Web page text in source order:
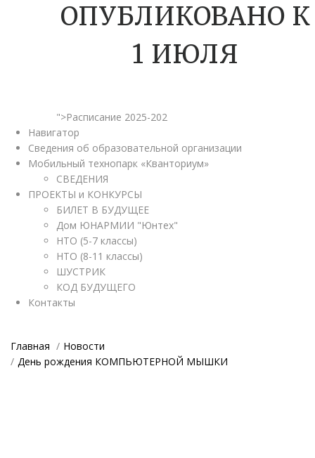
ОПУБЛИКОВАНО К
1 ИЮЛЯ
">Расписание 2025-202
Навигатор
Сведения об образовательной организации
Мобильный технопарк «Кванториум»
СВЕДЕНИЯ
ПРОЕКТЫ и КОНКУРСЫ
БИЛЕТ В БУДУЩЕЕ
Дом ЮНАРМИИ "Юнтех"
НТО (5-7 классы)
НТО (8-11 классы)
ШУСТРИК
КОД БУДУЩЕГО
Контакты
Главная
Новости
День рождения КОМПЬЮТЕРНОЙ МЫШКИ